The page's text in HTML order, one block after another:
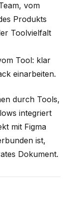
vom
Produkts
Toolvielfalt
Tool: klar
einarbeiten.
durch Tools,
integriert
mit Figma
ist,
Dokument.